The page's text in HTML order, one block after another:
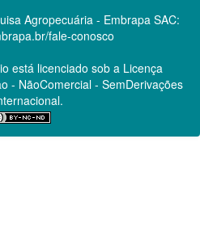
Agropecuária - Embrapa SAC:
fale-conosco
está licenciado sob a Licença
- NãoComercial - SemDerivações